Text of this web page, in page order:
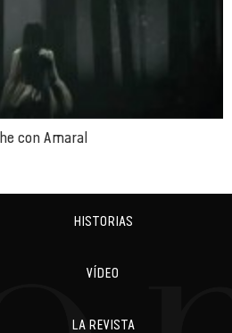
con Amaral
HISTORIAS
VÍDEO
LA REVISTA